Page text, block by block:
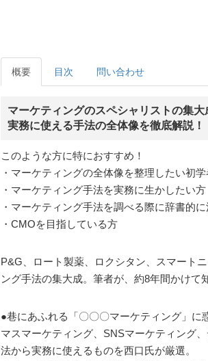
概要 目次 問い合わせ
マーケティングのスペシャリストの集大
実務に使える手法の全体像を徹底解説！
このような方に特におすすめ！
・マーケティングの全体像を整理したい初
・マーケティング手法を実務に生かしたい方
・マーケティング手法を調べる際に辞書的
・CMOを目指している方
P&G、ロート製薬、ロクシタン、スマート
ング手法の集大成。筆者が、約8年間かけて
●巷にあふれる「〇〇〇マーケティング」に
マスマーケティング、SNSマーケティング
法から実務に使えるものを西口氏が厳選。